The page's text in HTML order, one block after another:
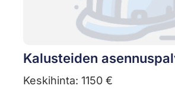
Kalusteiden
Keskihinta: 1150 €